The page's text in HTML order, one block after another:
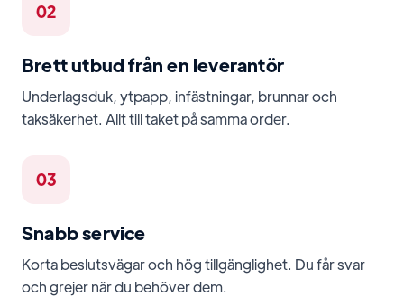
02
Brett utbud från en leverantör
Underlagsduk, ytpapp, infästningar, brunnar och
taksäkerhet. Allt till taket på samma order.
03
Snabb service
Korta beslutsvägar och hög tillgänglighet. Du får svar
och grejer när du behöver dem.